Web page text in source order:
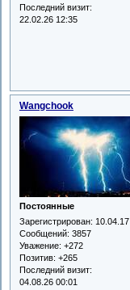
Последний визит:
22.02.26 12:35
Wangchook
Постоянные
Зарегистрирован: 10.04.17
Сообщений: 3857
Уважение: +272
Позитив: +265
Последний визит:
04.08.26 00:01